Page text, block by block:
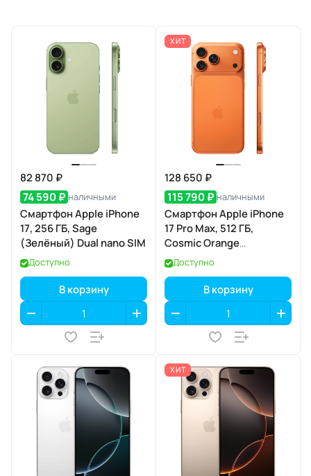
82 870 ₽
74 590 ₽ наличными
Смартфон Apple iPhone
17, 256 ГБ, Sage
(Зелёный) Dual nano SIM
Доступно
В корзину
ХИТ
128 650 ₽
115 790 ₽ наличными
Смартфон Apple iPhone
17 Pro Max, 512 ГБ,
Cosmic Orange
(Космический
оранжевый) Dual eSIM
Доступно
В корзину
ХИТ